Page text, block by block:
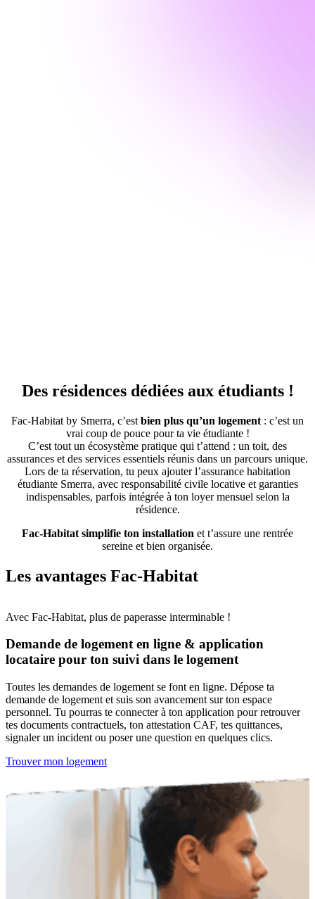
Des résidences dédiées aux étudiants !
Fac-Habitat by Smerra, c’est bien plus qu’un logement : c’est un
vrai coup de pouce pour ta vie étudiante !
C’est tout un écosystème pratique qui t’attend : un toit, des
assurances et des services essentiels réunis dans un parcours unique.
Lors de ta réservation, tu peux ajouter l’assurance habitation
étudiante Smerra, avec responsabilité civile locative et garanties
indispensables, parfois intégrée à ton loyer mensuel selon la
résidence.
Fac-Habitat simplifie ton installation et t’assure une rentrée
sereine et bien organisée.
Les avantages Fac-Habitat
Avec Fac-Habitat, plus de paperasse interminable !
Demande de logement en ligne & application
locataire pour ton suivi dans le logement
Toutes les demandes de logement se font en ligne. Dépose ta
demande de logement et suis son avancement sur ton espace
personnel. Tu pourras te connecter à ton application pour retrouver
tes documents contractuels, ton attestation CAF, tes quittances,
signaler un incident ou poser une question en quelques clics.
Trouver mon logement